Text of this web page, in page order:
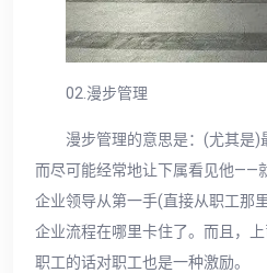
02.漫步管理
漫步管理的意思是：(尤其是
而尽可能经常地让下属看见他——
企业领导从第一手(直接从职工那
企业流程在哪里卡住了。而且，
职工的话对职工也是一种激励。